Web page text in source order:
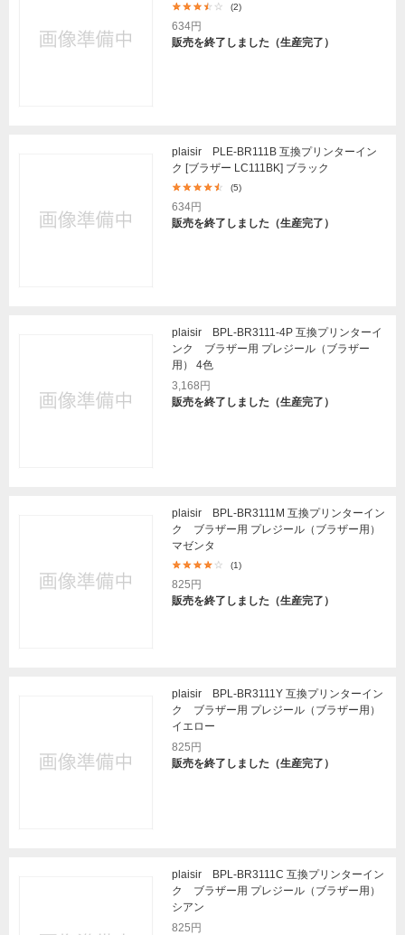
(2)
634円
販売を終了しました（生産完了）
plaisir PLE-BR111B 互換プリンターイン
ク [ブラザー LC111BK] ブラック
(5)
634円
販売を終了しました（生産完了）
plaisir BPL-BR3111-4P 互換プリンターイ
ンク ブラザー用 プレジール（ブラザー
用） 4色
3,168円
販売を終了しました（生産完了）
plaisir BPL-BR3111M 互換プリンターイン
ク ブラザー用 プレジール（ブラザー用）
マゼンタ
(1)
825円
販売を終了しました（生産完了）
plaisir BPL-BR3111Y 互換プリンターイン
ク ブラザー用 プレジール（ブラザー用）
イエロー
825円
販売を終了しました（生産完了）
plaisir BPL-BR3111C 互換プリンターイン
ク ブラザー用 プレジール（ブラザー用）
シアン
825円